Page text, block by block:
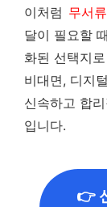
이처럼 무서
달이 필요할
화된 선택지
비대면, 디지
신속하고 합
입니다.
👉